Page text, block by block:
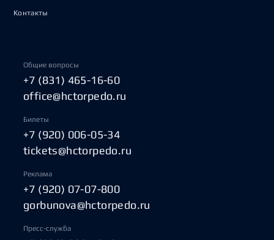
Контакты
Общие вопросы
+7 (831) 465-16-60
office@hctorpedo.ru
Билеты
+7 (920) 006-05-34
tickets@hctorpedo.ru
Реклама
+7 (920) 07-07-800
gorbunova@hctorpedo.ru
Пресс-служба